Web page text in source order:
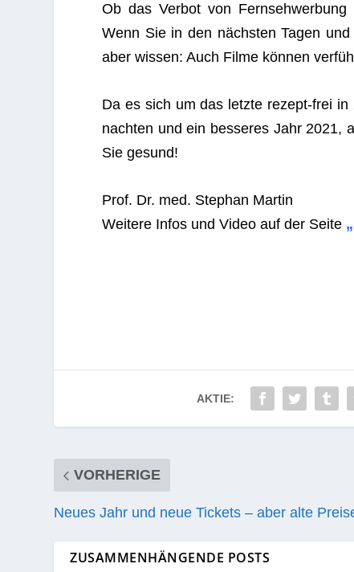
Ob das Ver­bot von
Wenn Sie in den nächs­ten Tagen
aber wis­sen: Auch Filme kön­nen
Da es sich um das letzte rezept-frei
nach­ten und ein bes­se­res Jahr 2021,
Sie gesund!
Prof. Dr. med. Ste­phan Martin
Wei­tere Infos und Video auf der Seite
AKTIE:
VORHERIGE
Neues Jahr und neue Tickets – aber alte
ZUSAMMENHÄNGENDE POSTS